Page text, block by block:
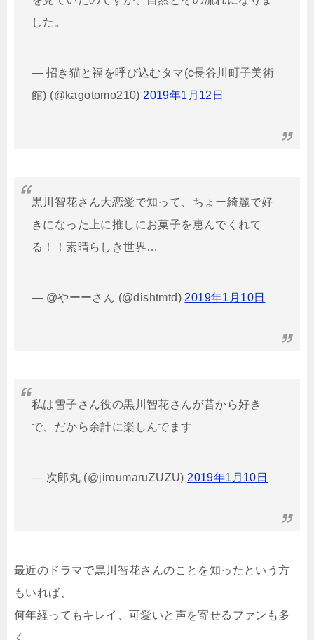
した。
— 招き猫と福を呼び込むタマ(c長谷川町子美術
館) (@kagotomo210) 2019年1月12日
黒川智花さん大恋愛で知って、ちょー綺麗で好
きになった上に推しにお菓子を恵んでくれて
る！！素晴らしき世界…
— @やーーさん (@dishtmtd) 2019年1月10日
私は雪子さん役の黒川智花さんが昔から好き
で、だから余計に楽しんでます
— 次郎丸 (@jiroumaruZUZU) 2019年1月10日
最近のドラマで黒川智花さんのことを知ったという方
もいれば、
何年経ってもキレイ、可愛いと声を寄せるファンも多
く、